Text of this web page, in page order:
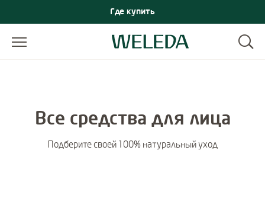
Где купить
Все средства для лица
Подберите своей 100% натуральный уход